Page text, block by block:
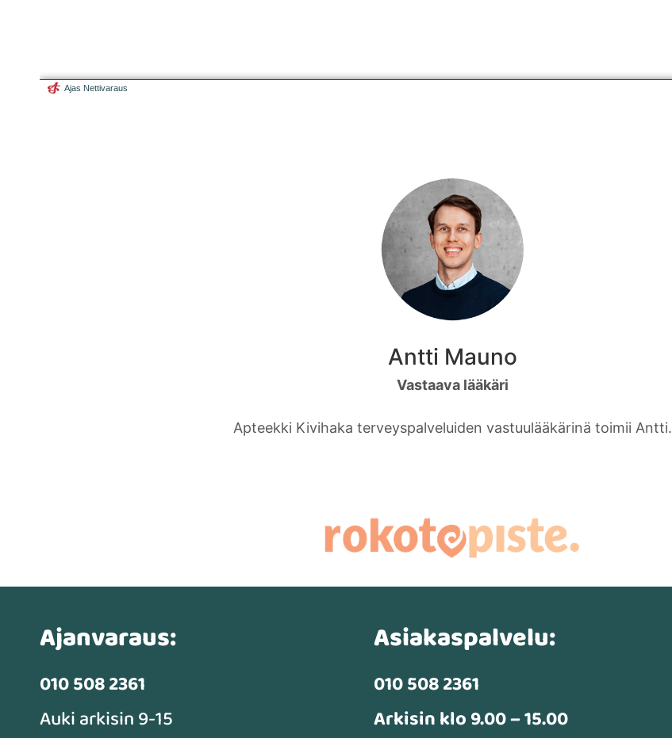
Antti Mauno
Vastaava lääkäri
Apteekki Kivihaka terveyspalveluiden vastuulääkärinä toimii Antti.
Ajanvaraus:
010 508 2361
Auki arkisin 9-15
Asiakaspalvelu:
010 508 2361
Arkisin klo 9.00 – 15.00